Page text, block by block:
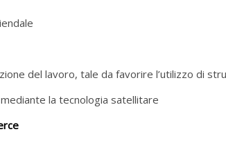
del lavoro, tale da favorire l’utilizzo di
mediante la tecnologia satellitare